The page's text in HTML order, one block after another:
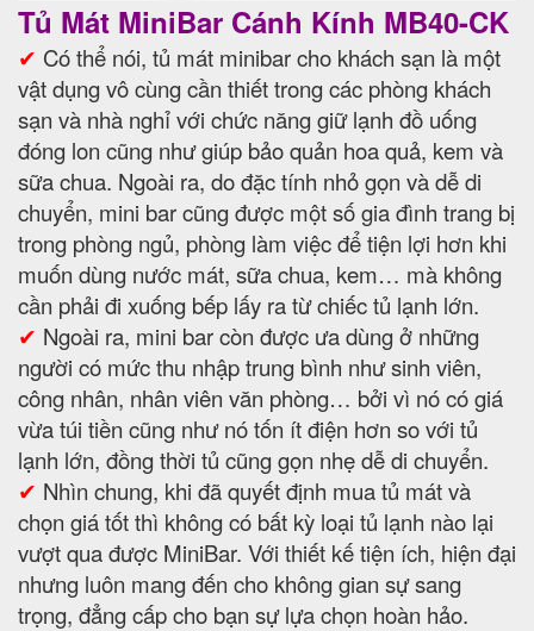
Tủ Mát MiniBar Cánh Kính MB40-CK
✔ Có thể nói, tủ mát minibar cho khách sạn là một
vật dụng vô cùng cần thiết trong các phòng khách
sạn và nhà nghỉ với chức năng giữ lạnh đồ uống
đóng lon cũng như giúp bảo quản hoa quả, kem và
sữa chua. Ngoài ra, do đặc tính nhỏ gọn và dễ di
chuyển, mini bar cũng được một số gia đình trang bị
trong phòng ngủ, phòng làm việc để tiện lợi hơn khi
muốn dùng nước mát, sữa chua, kem… mà không
cần phải đi xuống bếp lấy ra từ chiếc tủ lạnh lớn.
✔ Ngoài ra, mini bar còn được ưa dùng ở những
người có mức thu nhập trung bình như sinh viên,
công nhân, nhân viên văn phòng… bởi vì nó có giá
vừa túi tiền cũng như nó tốn ít điện hơn so với tủ
lạnh lớn, đồng thời tủ cũng gọn nhẹ dễ di chuyển.
✔ Nhìn chung, khi đã quyết định mua tủ mát và
chọn giá tốt thì không có bất kỳ loại tủ lạnh nào lại
vượt qua được MiniBar. Với thiết kế tiện ích, hiện đại
nhưng luôn mang đến cho không gian sự sang
trọng, đẳng cấp cho bạn sự lựa chọn hoàn hảo.